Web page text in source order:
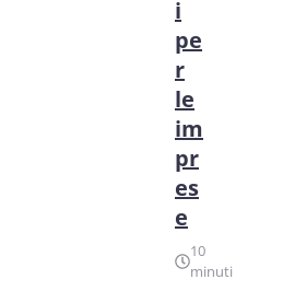
i
pe
r
le
im
pr
es
e
10
minuti